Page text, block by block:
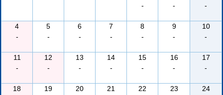
-
-
-
4
-
5
-
6
-
7
-
8
-
9
-
10
-
11
-
12
-
13
-
14
-
15
-
16
-
17
-
18
19
20
21
22
23
24